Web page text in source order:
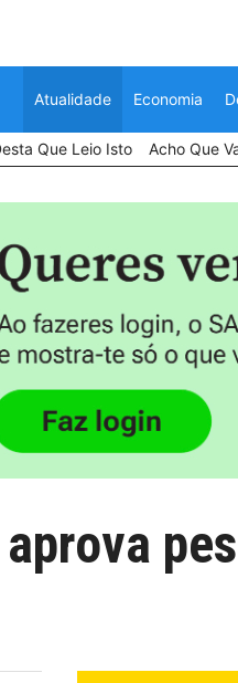
Atualidade Economia
Que Leio Isto Acho Que